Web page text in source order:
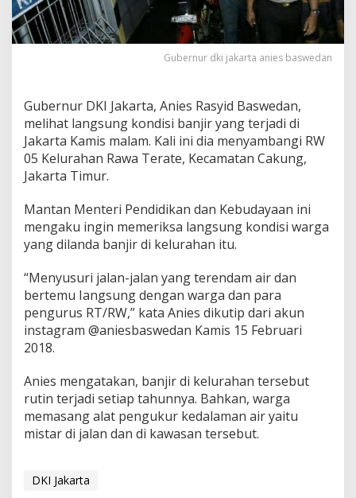
n
B
a
k
a
l
k
P
a
b
i
k
S
e
k
a
r
Gubernur dki jakarta anies baswedan
Gubernur DKI Jakarta, Anies Rasyid Baswedan,
melihat langsung kondisi banjir yang terjadi di
Jakarta Kamis malam. Kali ini dia menyambangi RW
05 Kelurahan Rawa Terate, Kecamatan Cakung,
Jakarta Timur.
Mantan Menteri Pendidikan dan Kebudayaan ini
mengaku ingin memeriksa langsung kondisi warga
yang dilanda banjir di kelurahan itu.
“Menyusuri jalan-jalan yang terendam air dan
bertemu Iangsung dengan warga dan para
pengurus RT/RW,” kata Anies dikutip dari akun
instagram @aniesbaswedan Kamis 15 Februari
2018.
Anies mengatakan, banjir di kelurahan tersebut
rutin terjadi setiap tahunnya. Bahkan, warga
memasang alat pengukur kedalaman air yaitu
mistar di jalan dan di kawasan tersebut.
DKI Jakarta